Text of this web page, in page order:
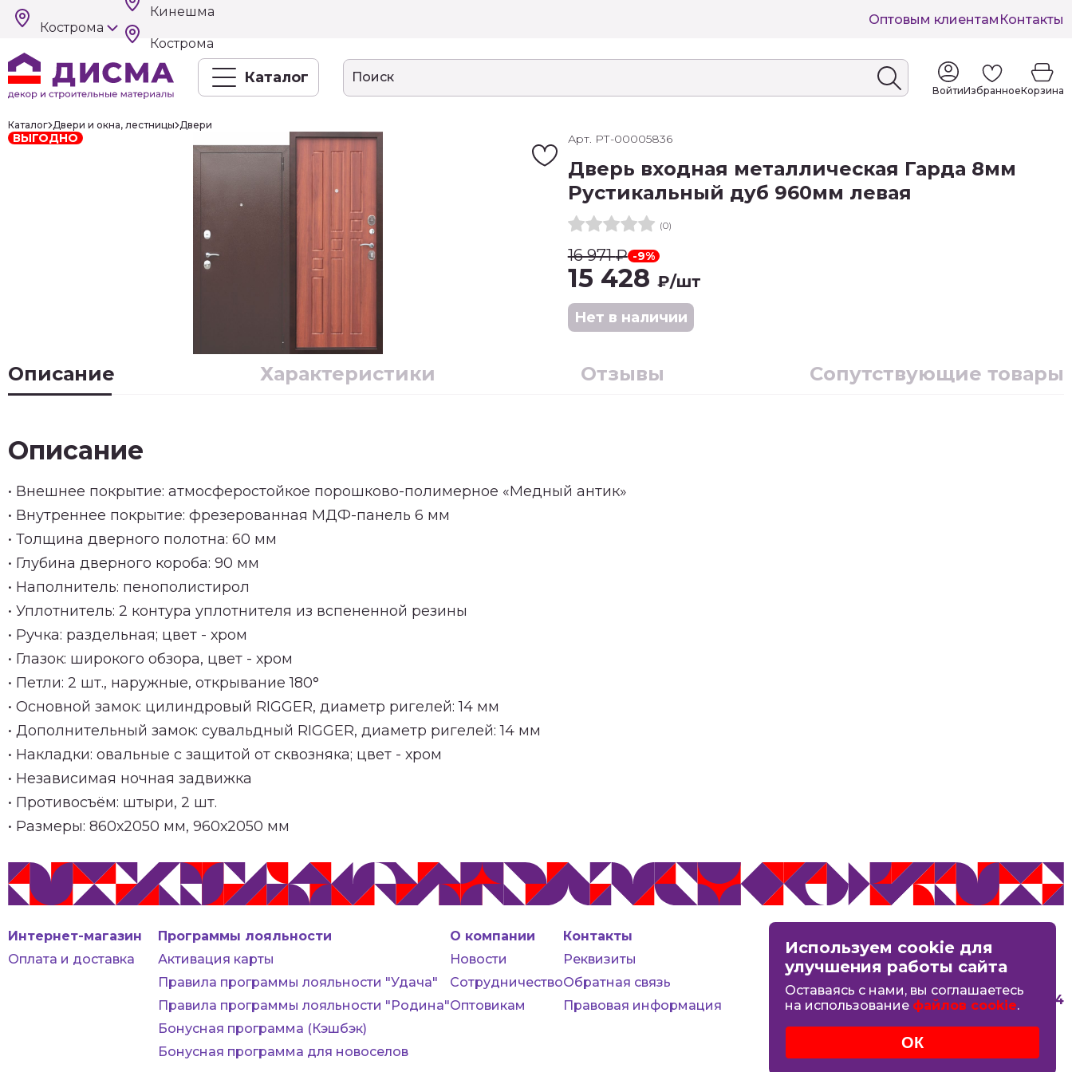
Кострома
Кинешма
Кострома
Оптовым клиентам Контакты
Каталог
ВойтиИзбранноеКорзина
Каталог Двери и окна, лестницы Двери
ВЫГОДНО Арт. РТ-00005836
Дверь входная металлическая Гарда 8мм
Рустикальный дуб 960мм левая
(0)
16 971₽ -9%
15 428 ₽/шт
Нет в наличии
Описание Характеристики Отзывы Сопутствующие товары
Описание
• Внешнее покрытие: атмосферостойкое порошково-полимерное «Медный антик»
• Внутреннее покрытие: фрезерованная МДФ-панель 6 мм
• Толщина дверного полотна: 60 мм
• Глубина дверного короба: 90 мм
• Наполнитель: пенополистирол
• Уплотнитель: 2 контура уплотнителя из вспененной резины
• Ручка: раздельная; цвет - хром
• Глазок: широкого обзора, цвет - хром
• Петли: 2 шт., наружные, открывание 180°
• Основной замок: цилиндровый RIGGER, диаметр ригелей: 14 мм
• Дополнительный замок: сувальдный RIGGER, диаметр ригелей: 14 мм
• Накладки: овальные с защитой от сквозняка; цвет - хром
• Независимая ночная задвижка
• Противосъём: штыри, 2 шт.
• Размеры: 860х2050 мм, 960х2050 мм
Интернет-магазин
Оплата и доставка
Программы лояльности
Активация карты
Правила программы лояльности "Удача"
Правила программы лояльности "Родина"
Бонусная программа (Кэшбэк)
Бонусная программа для новоселов
О компании
Новости
Сотрудничество
Оптовикам
Контакты
Реквизиты
Обратная связь
Правовая информация
Вконтакте
8 (4942) 44-06-14
Используем cookie для
улучшения работы сайта
Оставаясь с нами, вы соглашаетесь
на использование файлов cookie.
ОК